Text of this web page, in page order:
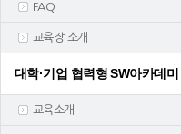
FAQ
교육장 소개
대학·기업 협력형 SW아카데미
교육소개